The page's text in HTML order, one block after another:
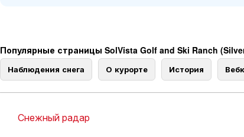
Популярные страницы SolVista Golf and Ski Ranch
Наблюдения снега О курорте История
Снежный радар